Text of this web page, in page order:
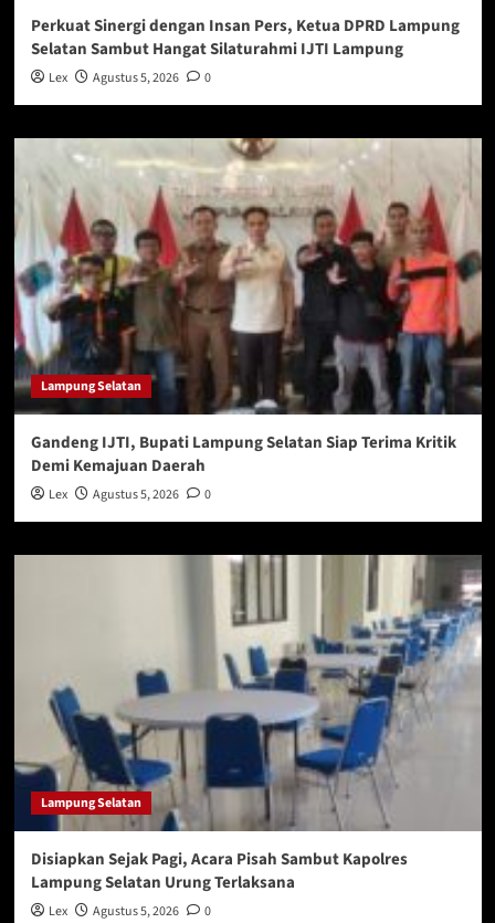
Perkuat Sinergi dengan Insan Pers, Ketua DPRD Lampung
Selatan Sambut Hangat Silaturahmi IJTI Lampung
Lex Agustus 5, 2026 0
Lampung Selatan
Gandeng IJTI, Bupati Lampung Selatan Siap Terima Kritik
Demi Kemajuan Daerah
Lex Agustus 5, 2026 0
Lampung Selatan
Disiapkan Sejak Pagi, Acara Pisah Sambut Kapolres
Lampung Selatan Urung Terlaksana
Lex Agustus 5, 2026 0